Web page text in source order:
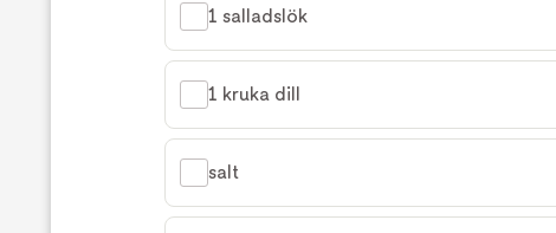
1 salladslök
1 kruka dill
salt